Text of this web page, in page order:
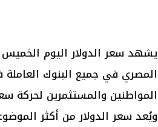
المصري في جميع البنوك
المواطنين والمستثمرين لحركة
ويُعد سعر الدولار من أكثر